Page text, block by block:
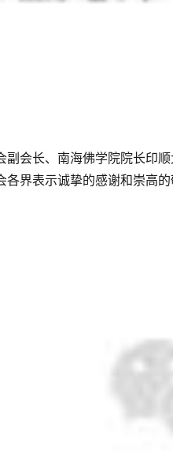
副会长、南海佛学院院长印
界表示诚挚的感谢和崇高的